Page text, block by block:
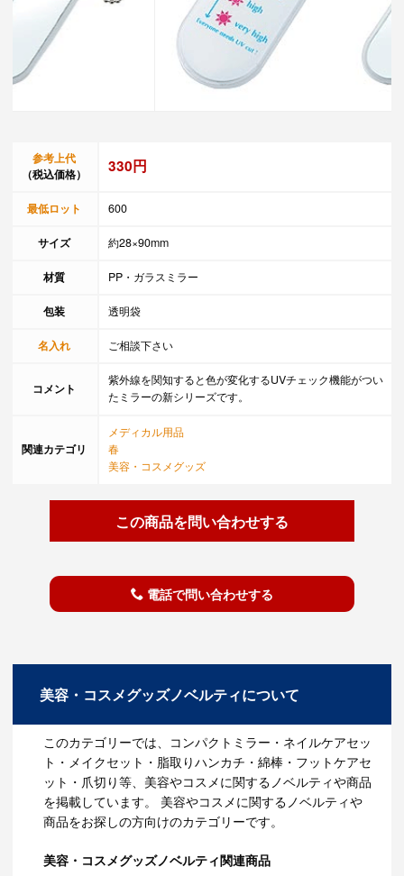
参考上代
（税込価格）
330円
最低ロット 600
サイズ 約28×90mm
材質 PP・ガラスミラー
包装 透明袋
名入れ ご相談下さい
コメント
紫外線を関知すると色が変化するUVチェック機能がつい
たミラーの新シリーズです。
関連カテゴリ
メディカル用品
春
美容・コスメグッズ
この商品を問い合わせする
電話で問い合わせする
美容・コスメグッズノベルティについて
このカテゴリーでは、コンパクトミラー・ネイルケアセッ
ト・メイクセット・脂取りハンカチ・綿棒・フットケアセ
ット・爪切り等、美容やコスメに関するノベルティや商品
を掲載しています。 美容やコスメに関するノベルティや
商品をお探しの方向けのカテゴリーです。
美容・コスメグッズノベルティ関連商品